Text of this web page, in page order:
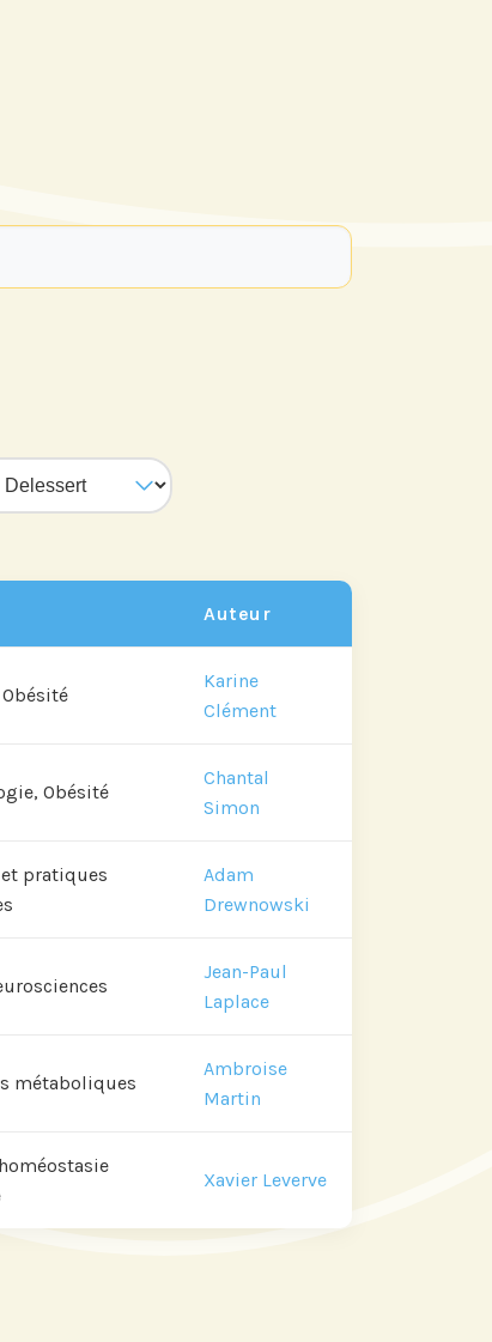
Auteur
Karine
Clément
Obésité
Chantal
Simon
pratiques
Adam
Drewnowski
Jean-Paul
Laplace
métaboliques
Ambroise
Martin
Xavier Leverve
par mail,